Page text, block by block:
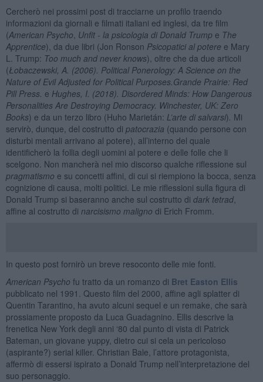
Cercherò nei prossimi post di tracciarne un profilo traendo
informazioni da giornali e filmati italiani ed inglesi, da tre film
(American Psycho Unfit - la psicologia di Donald Trump e The
Apprentice), da due libri (Jon Ronson Psicopatici al potere e Mary
L. Trump: Too much and never knows), oltre che da due articoli
(Łobaczewski, A. (2006). Political Ponerology: A Science on the
Nature of Evil Adjusted for Political Purposes.Grande Prairie: Red
Pill Press. e Hughes, I. (2018). Disordered Minds: How Dangerous
Personalities Are Destroying Democracy. Winchester, UK: Zero
Books) e da un terzo libro (Huho Marietán: L’arte di salvarsi) Mi
servirò, dunque, del costrutto di patocrazia (quando persone con
disturbi mentali arrivano al potere), all’interno del quale
identificherò la follia degli uomini al potere e delle folle che li
scelgono. Non mancherà nel mio discorso qualche riflessione sul
pragmatismo e su concetti affini, di cui si riempiono la bocca, senza
cognizione di causa, molti politici. Le mie riflessioni sulla figura di
Donald Trump si baseranno anche sul costrutto di dark tetrad,
affine al costrutto di narcisismo maligno di Erich Fromm.
In questo post fornirò un breve resoconto delle mie fonti.
American Psycho fu tratto da un romanzo di Bret Easton Ellis
pubblicato nel 1991. Questo film del 2000, affine agli splatter di
Quentin Tarantino, ha avuto alcuni sequel e un remake, che sarà
prossiamente proposto da Luca Guadagnino. Ellis descrive la
frenetica New York degli anni ‘80 dal punto di vista di Patrick
Bateman, un giovane yuppy, dietro cui si cela un pericoloso
(aspirante?) serial killer. Christian Bale, l’attore protagonista,
affermò di essersi ispirato a Donald Trump nell’interpretazione del
suo personaggio.